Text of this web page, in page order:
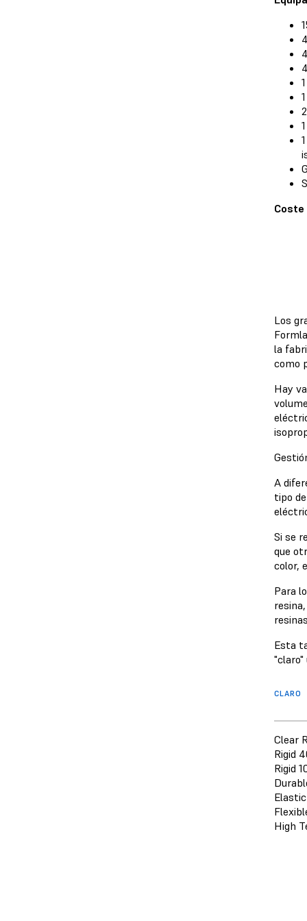
4
4
1
Los
la
como
Hay
A
tipo
Si se
que
color,
Para
Esta
"claro"
CLARO
Clear
Rigid
Rigid
High